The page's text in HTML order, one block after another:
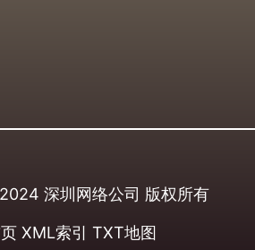
深圳网络公司 版权所有
XML索引 TXT地图